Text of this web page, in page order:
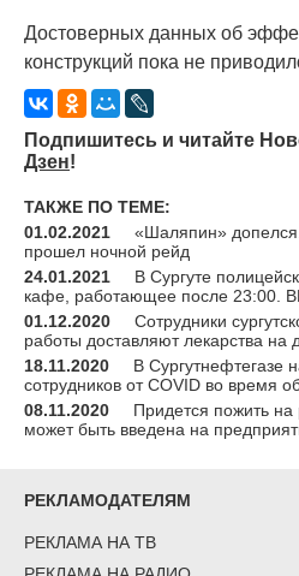
Достоверных данных об
конструкций пока не
Подпишитесь и читайте
Дзен!
ТАКЖЕ ПО ТЕМЕ:
01.02.2021
«Шаляпин»
прошел ночной рейд
24.01.2021
В Сургуте
кафе, работающее после 23:00.
01.12.2020
Сотрудники
работы доставляют лекарства на
18.11.2020
В Сургутнефтегазе
сотрудников от COVID во время
08.11.2020
Придется пожить
может быть введена на
РЕКЛАМОДАТЕЛЯМ
РЕКЛАМА НА ТВ